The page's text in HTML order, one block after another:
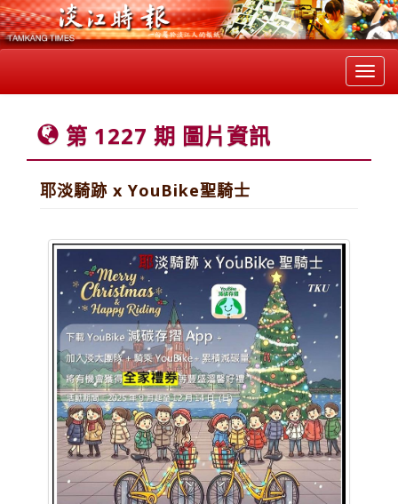
第 1227 期 圖片資訊
耶淡騎跡 x YouBike聖騎士